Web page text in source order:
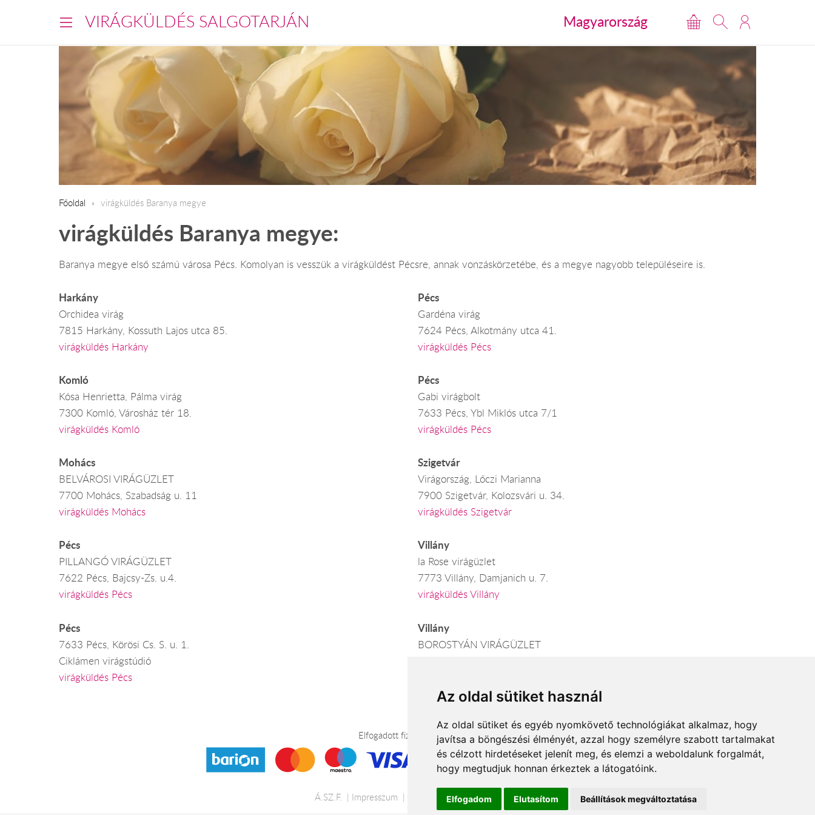
Az oldal sütiket használ
Az oldal sütiket és egyéb nyomkövető technológiákat alkalmaz, hogy
javítsa a böngészési élményét, azzal hogy személyre szabott tartalmakat
és célzott hirdetéseket jelenít meg, és elemzi a weboldalunk forgalmát,
hogy megtudjuk honnan érkeztek a látogatóink.
Elfogadom Elutasítom Beállítások megváltoztatása
VIRÁGKÜLDÉS SALGOTARJÁN Magyarország
Főoldal virágküldés Baranya megye
virágküldés Baranya megye:
Baranya megye első számú városa Pécs. Komolyan is vesszük a virágküldést Pécsre, annak vonzáskörzetébe, és a megye nagyobb településeire is.
Harkány
Orchidea virág
7815 Harkány, Kossuth Lajos utca 85.
virágküldés Harkány
Komló
Kósa Henrietta, Pálma virág
7300 Komló, Városház tér 18.
virágküldés Komló
Mohács
BELVÁROSI VIRÁGÜZLET
7700 Mohács, Szabadság u. 11
virágküldés Mohács
Pécs
PILLANGÓ VIRÁGÜZLET
7622 Pécs, Bajcsy-Zs. u.4.
virágküldés Pécs
Pécs
7633 Pécs, Körösi Cs. S. u. 1.
Ciklámen virágstúdió
virágküldés Pécs
Pécs
Gardéna virág
7624 Pécs, Alkotmány utca 41.
virágküldés Pécs
Pécs
Gabi virágbolt
7633 Pécs, Ybl Miklós utca 7/1
virágküldés Pécs
Szigetvár
Virágország, Lőczi Marianna
7900 Szigetvár, Kolozsvári u. 34.
virágküldés Szigetvár
Villány
la Rose virágüzlet
7773 Villány, Damjanich u. 7.
virágküldés Villány
Villány
BOROSTYÁN VIRÁGÜZLET
Elfogadott fizetési módok
Á.SZ.F. Impresszum Adatkezelési tájékoztató